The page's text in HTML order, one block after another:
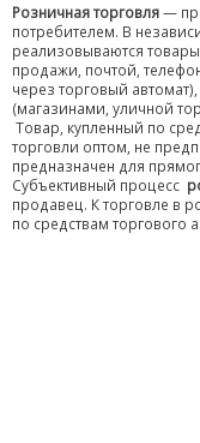
Розничная торговля—
потребителем. В
реализовываются
продажи, почтой,
через торговый
(магазинами, уличной
Товар, купленный по
торговли оптом, не
предназначен для
Субъективный процесс
продавец. К торговле в
по средствам торгового